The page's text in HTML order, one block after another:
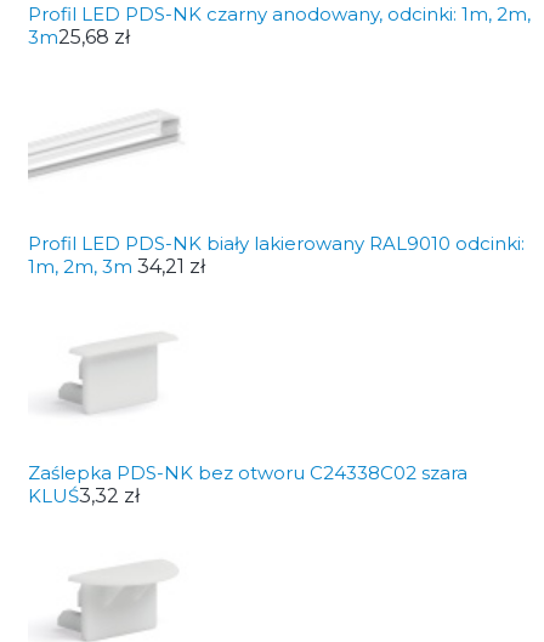
Profil LED PDS-NK czarny anodowany, odcinki: 1m, 2m,
3m25,68 zł
Profil LED PDS-NK biały lakierowany RAL9010 odcinki:
1m, 2m, 3m 34,21 zł
Zaślepka PDS-NK bez otworu C24338C02 szara
KLUŚ3,32 zł